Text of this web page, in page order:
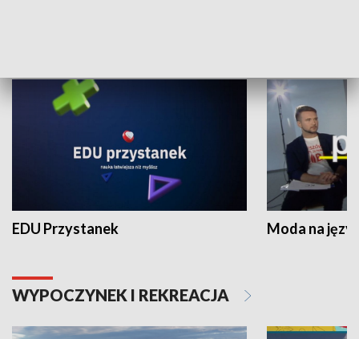
EDU Przystanek Moda na
WYPOCZYNEK I REKREACJA